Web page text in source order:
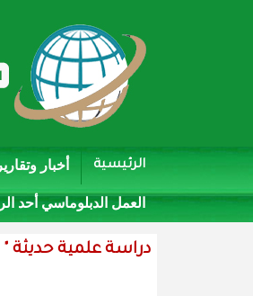
الرئيسية أخبار وتقارير
العمل الدبلوماسي أحد
دراسة علمية